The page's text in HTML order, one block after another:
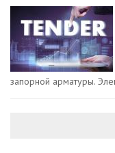
запорной арматуры.